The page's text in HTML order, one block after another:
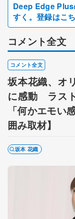
Deep Edge
すく。登録はこ
コメント全文
コメント全文
坂本花織、オ
に感動 ラス
「何かエモ
囲み取材】
坂本 花織